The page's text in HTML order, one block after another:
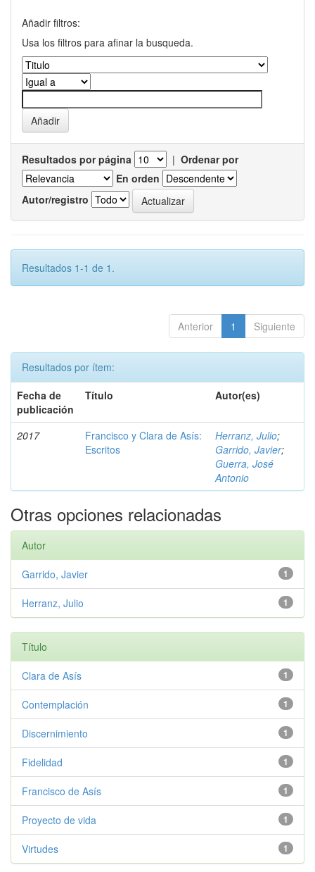
Añadir filtros:
Usa los filtros para afinar la busqueda.
Resultados por página | Ordenar por
En orden
Autor/registro
Resultados 1-1 de 1.
Anterior 1 Siguiente
Resultados por ítem:
Fecha de
publicación
Título Autor(es)
2017
Francisco y Clara de Asís:
Escritos
Herranz, Julio;
Garrido, Javier;
Guerra, José
Antonio
Otras opciones relacionadas
Autor
1
Garrido, Javier
1
Herranz, Julio
Título
1
Clara de Asís
1
Contemplación
1
Discernimiento
1
Fidelidad
1
Francisco de Asís
1
Proyecto de vida
1
Virtudes